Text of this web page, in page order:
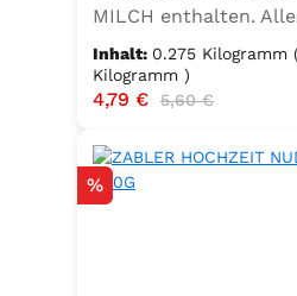
MILCH enthalten.
und daraus
Inhalt: 0.275 Kilogramm
Kilogramm )
Verkaufspreis:
4,79 € Regulärer Preis:
5,60 €
Rabatt
%